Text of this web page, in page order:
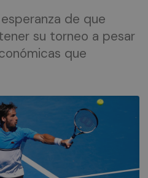
de que
su torneo a pesar
que